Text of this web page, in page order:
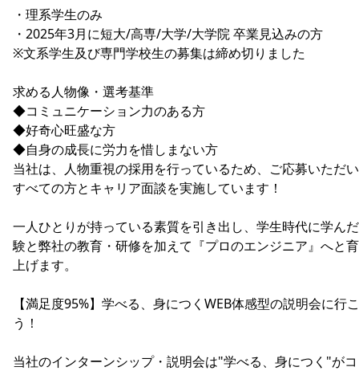
・理系学生のみ
・2025年3月に短大/高専/大学/大学院 卒業見込みの方
※文系学生及び専門学校生の募集は締め切りました
求める人物像・選考基準
◆コミュニケーション力のある方
◆好奇心旺盛な方
◆自身の成長に労力を惜しまない方
当社は、人物重視の採用を行っているため、ご応募いただ
すべての方とキャリア面談を実施しています！
一人ひとりが持っている素質を引き出し、学生時代に学ん
験と弊社の教育・研修を加えて『プロのエンジニア』へと
上げます。
【満足度95%】学べる、身につくWEB体感型の説明会に行こ
う！
当社のインターンシップ・説明会は"学べる、身につく"が